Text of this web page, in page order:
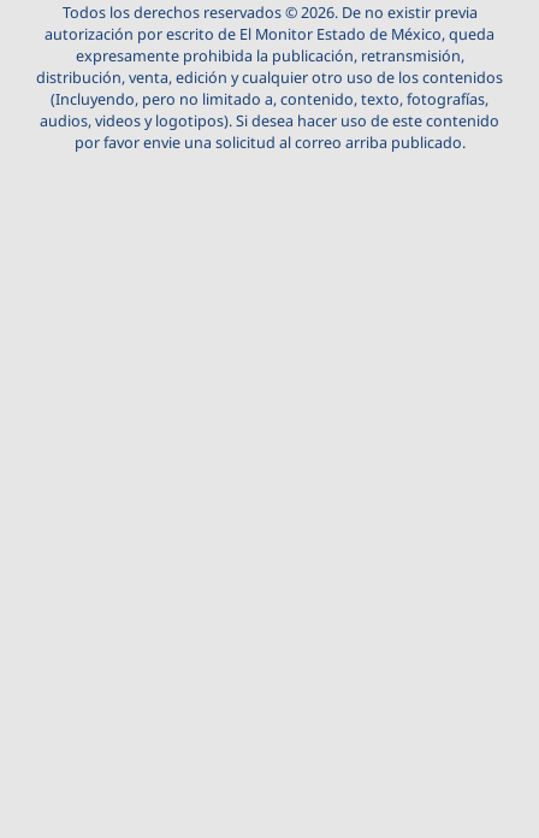
Todos los derechos reservados © 2026. De no existir previa
autorización por escrito de El Monitor Estado de México, queda
expresamente prohibida la publicación, retransmisión,
distribución, venta, edición y cualquier otro uso de los contenidos
(Incluyendo, pero no limitado a, contenido, texto, fotografías,
audios, videos y logotipos). Si desea hacer uso de este contenido
por favor envie una solicitud al correo arriba publicado.